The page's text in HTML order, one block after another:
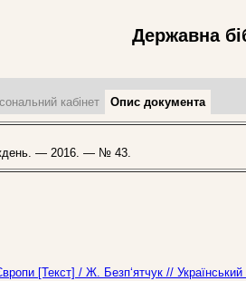
Державна
кабінет Опис документа
— 2016. — № 43.
Європи [Текст] / Ж. Безп‘ятчук //